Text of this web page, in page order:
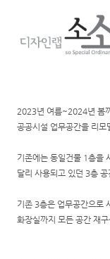
2023년 여름~2024년 봄
공공시설 업무공간을 리모
기존에는 동일건물 1층을
달리 사용되고 있던 3층
기존 3층은 업무공간으로
화장실까지 모든 공간 재구